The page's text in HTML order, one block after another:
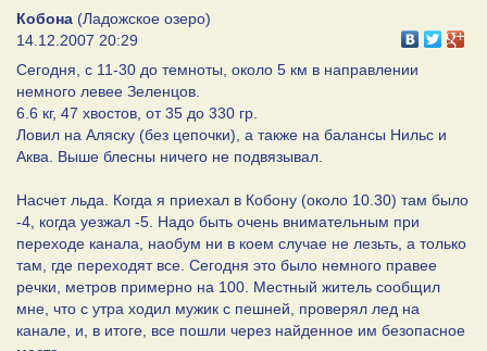
Кобона (Ладожское озеро)
14.12.2007 20:29
Сегодня, с 11-30 до темноты, около 5 км в направлении
немного левее Зеленцов.
6.6 кг, 47 хвостов, от 35 до 330 гр.
Ловил на Аляску (без цепочки), а также на балансы Нильс и
Аква. Выше блесны ничего не подвязывал.
Насчет льда. Когда я приехал в Кобону (около 10.30) там было
-4, когда уезжал -5. Надо быть очень внимательным при
переходе канала, наобум ни в коем случае не лезьть, а только
там, где переходят все. Сегодня это было немного правее
речки, метров примерно на 100. Местный житель сообщил
мне, что с утра ходил мужик с пешней, проверял лед на
канале, и, в итоге, все пошли через найденное им безопасное